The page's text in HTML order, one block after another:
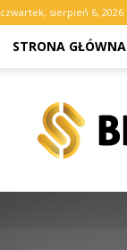
czwartek, sierpień 6, 2026
STRONA GŁÓWNA
bimas.pl